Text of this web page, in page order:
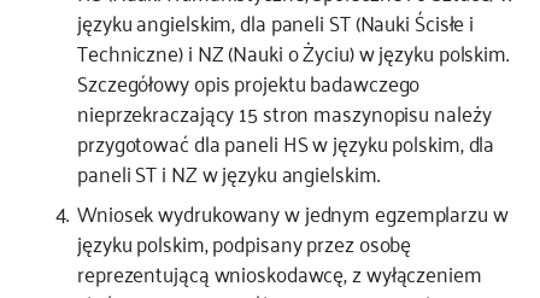
języku angielskim, dla paneli ST (Nauki Ścisłe i
Techniczne) i NZ (Nauki o Życiu) w języku polskim.
Szczegółowy opis projektu badawczego
nieprzekraczający 15 stron maszynopisu należy
przygotować dla paneli HS w języku polskim, dla
paneli ST i NZ w języku angielskim.
Wniosek wydrukowany w jednym egzemplarzu w
języku polskim, podpisany przez osobę
reprezentującą wnioskodawcę, z wyłączeniem